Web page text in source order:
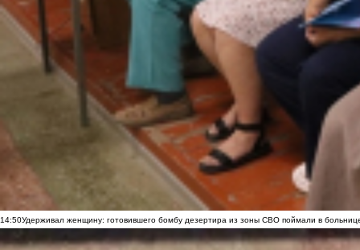
14:50Удерживал женщину: готовившего бомбу дезертира из зоны СВО поймали в